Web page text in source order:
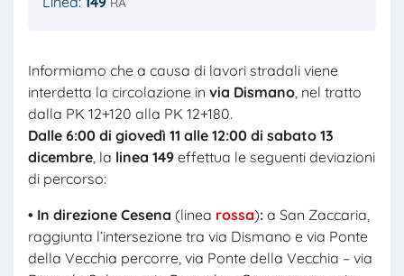
Informiamo che a causa di lavori stradali viene
interdetta la circolazione in via Dismano, nel tratto
dalla PK 12+120 alla PK 12+180.
Dalle 6:00 di giovedì 11 alle 12:00 di sabato 13
dicembre, la linea 149 effettua le seguenti deviazioni
di percorso:
• In direzione Cesena (linea rossa): a San Zaccaria,
raggiunta l’intersezione tra via Dismano e via Ponte
della Vecchia percorre, via Ponte della Vecchia – via